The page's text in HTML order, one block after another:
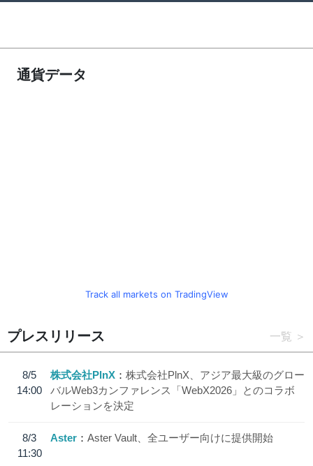
通貨データ
Track all markets on TradingView
プレスリリース 一覧
8/5
14:00
株式会社PlnX
株式会社PlnX、アジア最大級のグロー
バルWeb3カンファレンス「WebX2026」とのコラボ
レーションを決定
8/3
11:30
Aster Aster Vault、全ユーザー向けに提供開始